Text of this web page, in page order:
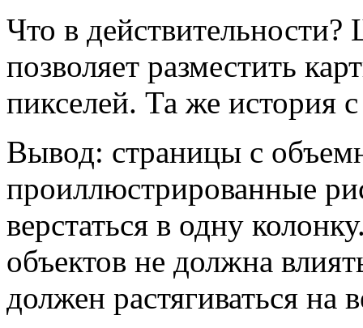
Что в
позволяет разместить
пикселей. Та же история
Вывод: страницы с
проиллюстрированные
верстаться в одну
объектов не должна
должен растягиваться на